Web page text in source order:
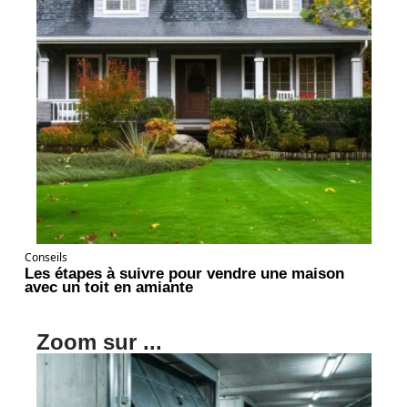
Conseils
Les étapes à suivre pour vendre une maison
avec un toit en amiante
Zoom sur ...